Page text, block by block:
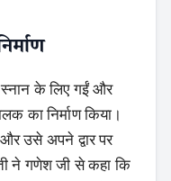
स्नान के लिए गईं और
का निर्माण किया।
उसे अपने द्वार पर
ने गणेश जी से कहा कि